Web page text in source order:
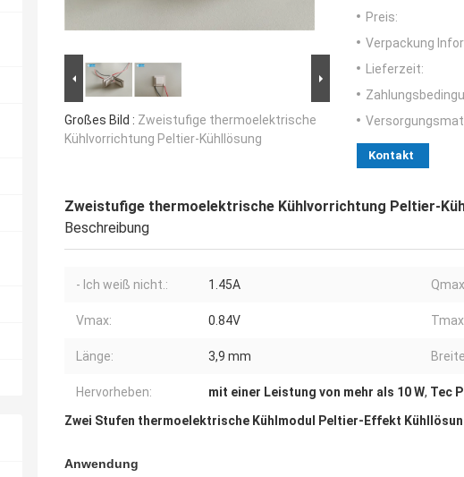
Großes Bild : Zweistufige thermoelektrische
Kühlvorrichtung Peltier-Kühllösung
Preis:
Verpackung
Lieferzeit:
Kontakt
Zweistufige thermoelektrische Kühlvorrichtung Peltier-
Beschreibung
- Ich weiß nicht.: 1.45A
Vmax: 0.84V
Länge: 3,9 mm
Hervorheben: mit einer Leistung von mehr als 10 W, Tec
Zwei Stufen thermoelektrische Kühlmodul Peltier-Effekt
Anwendung